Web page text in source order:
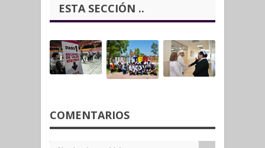
ESTA SECCIÓN ..
COMENTARIOS